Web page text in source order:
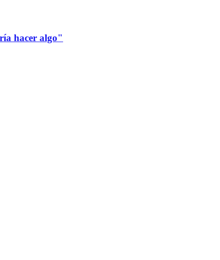
hacer algo"